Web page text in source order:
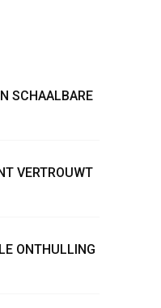
SCHAALBARE
VERTROUWT
ONTHULLING